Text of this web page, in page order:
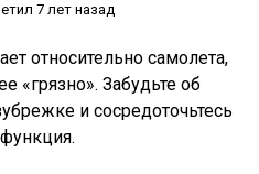
7 лет назад
относительно самолета,
«грязно». Забудьте об
и сосредоточьтесь